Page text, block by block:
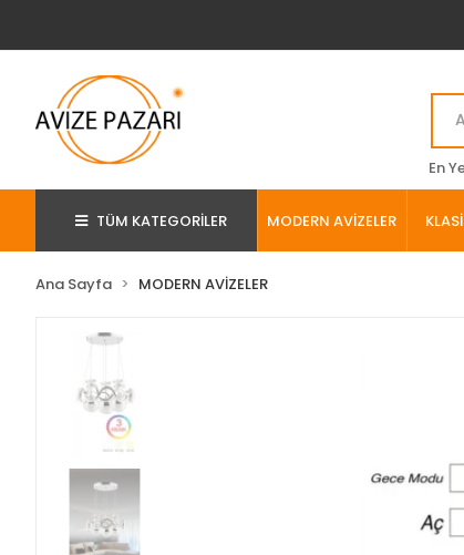
En
TÜM KATEGORİLER MODERN AVİZELER
Ana Sayfa MODERN AVİZELER